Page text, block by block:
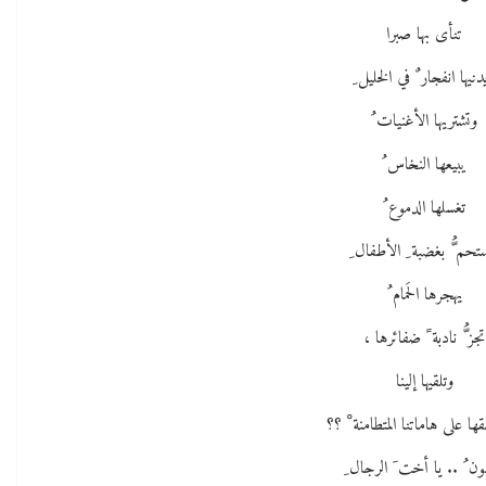
تنأى بها صبرا
انفجار ٌ في الخليل
وتشتريها الأغنيات ُ
يبيعها النخاس ُ
تغسلها الدموع ُ
بغضبة ِ الأطفال
يهجرها الحَمام ُ
تجز ُّ نادبة ً ضفائرها ،
وتلقيها إلينا
على هاماتنا المتطامنة ْ ؟؟
.. يا أخت َ الرجال